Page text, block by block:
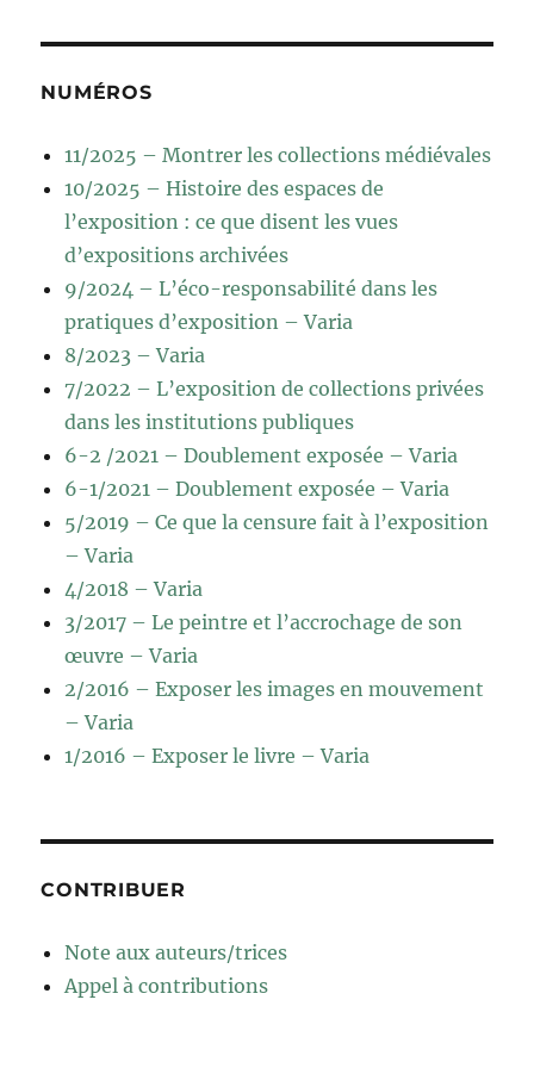
NUMÉROS
11/2025 – Montrer les collections médiévales
10/2025 – Histoire des espaces de
l’exposition : ce que disent les vues
d’expositions archivées
9/2024 – L’éco-responsabilité dans les
pratiques d’exposition – Varia
8/2023 – Varia
7/2022 – L’exposition de collections privées
dans les institutions publiques
6-2 /2021 – Doublement exposée – Varia
6-1/2021 – Doublement exposée – Varia
5/2019 – Ce que la censure fait à l’exposition
– Varia
4/2018 – Varia
3/2017 – Le peintre et l’accrochage de son
œuvre – Varia
2/2016 – Exposer les images en mouvement
– Varia
1/2016 – Exposer le livre – Varia
CONTRIBUER
Note aux auteurs/trices
Appel à contributions